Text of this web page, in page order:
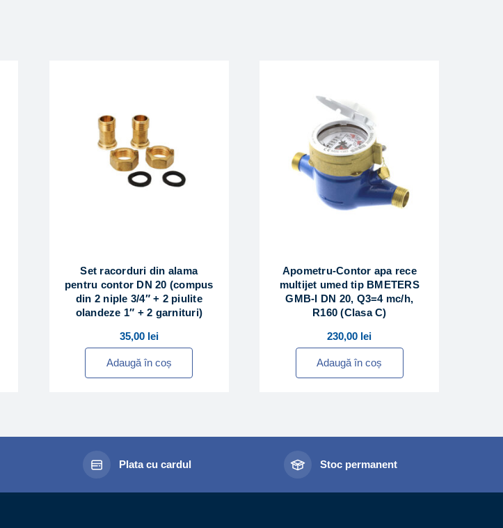
Set racorduri din alama
pentru contor DN 20 (compus
din 2 niple 3/4″ + 2 piulite
olandeze 1″ + 2 garnituri)
35,00 lei
Adaugă în coș
Apometru-Contor apa rece
multijet umed tip BMETERS
GMB-I DN 20, Q3=4 mc/h,
R160 (Clasa C)
230,00 lei
Adaugă în coș
Plata cu cardul Stoc permanent